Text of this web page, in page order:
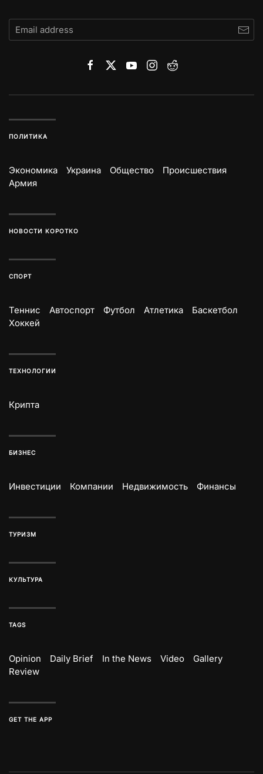
ПОЛИТИКА
Экономика Украина Общество
Происшествия
Армия
НОВОСТИ КОРОТКО
СПОРТ
Теннис Автоспорт Футбол Атлетика
Баскетбол
Хоккей
ТЕХНОЛОГИИ
Крипта
БИЗНЕС
Инвестиции Компании Недвижимость Финансы
ТУРИЗМ
КУЛЬТУРА
TAGS
Opinion Daily Brief In the News Video
Gallery
Review
GET THE APP